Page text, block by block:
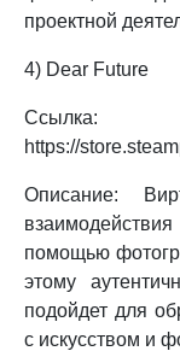
проектной
4) Dear Future
Ссылка:
https://
Описание:
помощью
этому
подойдет для
с искусством и